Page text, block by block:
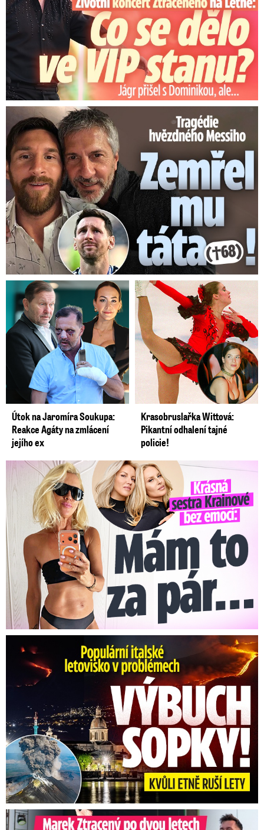
Tragédie hvězdného Messiho: Zemřel mu táta (†68)!
Útok na Jaromíra Soukupa:
Reakce Agáty na zmlácení
jejího ex
Krasobruslařka Wittová:
Pikantní odhalení tajné
policie!
Krásná sestra Krainové bez emocí: Mám to za pár…
Erupce sicilské sopky Etny: Ruší desítky letů
Marek Ztracený na Letné: Pártlová stopla koncert